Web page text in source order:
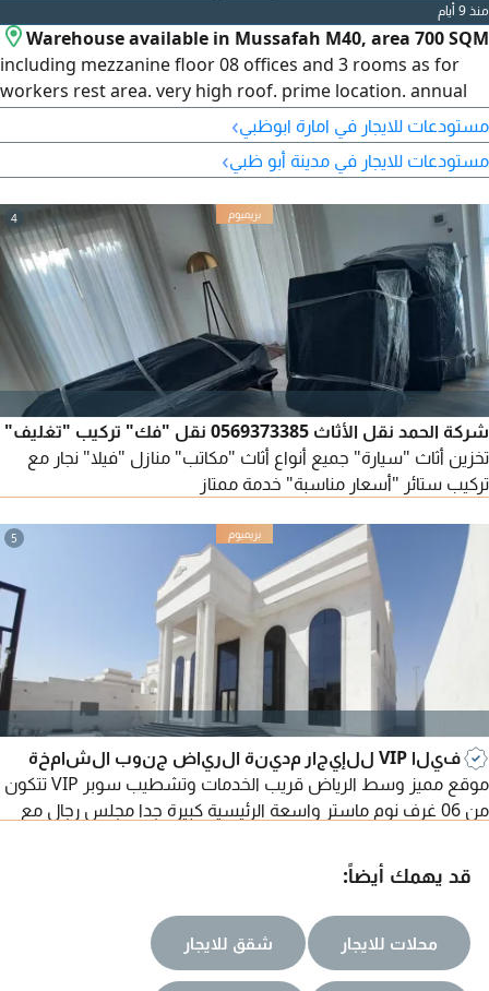
منذ 9 أيام
Warehouse available in Mussafah M40, area 700 SQM
including mezzanine floor 08 offices and 3 rooms as for
workers rest area. very high roof. prime location. annual
rent AED270000 negotiable as per payment plan
مستودعات للايجار في امارة ابوظبي›
مستودعات للايجار في مدينة أبو ظبي›
4
شركة الحمد نقل الأثاث 0569373385 نقل "فك" تركيب "تغليف"
تخزين أثاث "سيارة" جميع أنواع أثاث "مكاتب" منازل "فيلا" نجار مع
تركيب ستائر "أسعار مناسبة" خدمة ممتاز
5
فيلا VIP للإيجار مدينة الرياض جنوب الشامخة
موقع مميز وسط الرياض قريب الخدمات وتشطيب سوبر VIP تتكون
من 06 غرف نوم ماستر واسعة الرئيسية كبيرة جدا مجلس رجال مع
الموجودة بالدور الأول مغلقة مسبح داخلي من ضمن الفيلا مع شاور
الفيلا تحتوي على مصعد (ليفت) غرفة حارس نظام كاميرات تكييف
مركزي مطلوب 280 ألف
قد يهمك أيضاً:
محلات للايجار شقق للايجار